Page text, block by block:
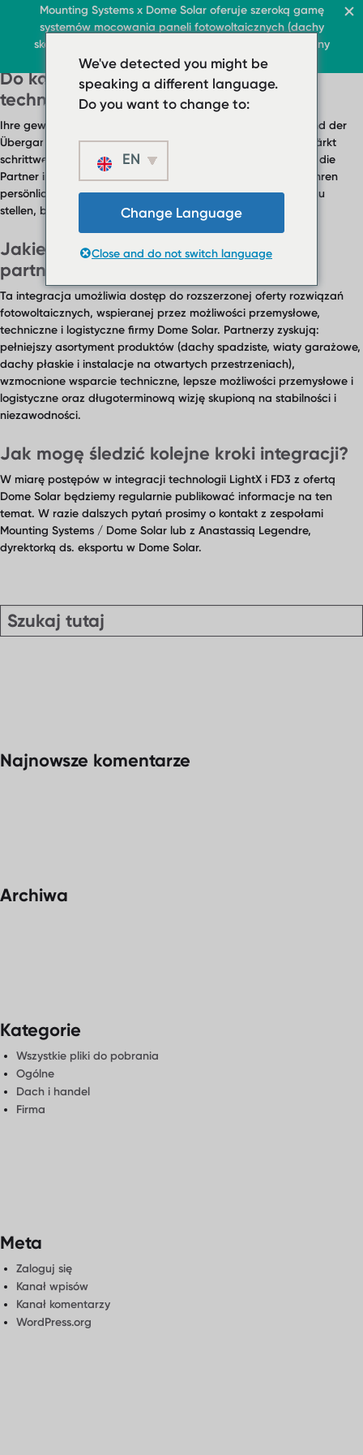
Mounting Systems x Dome Solar oferuje szeroką gamę
systemów mocowania paneli fotowoltaicznych (dachy
skośne, markizy przeciwsłoneczne, dachy płaskie, tereny
otwarte)
PL
Dom
Dach płaski
Ochrona przeciwsłoneczna
O nas
Skontaktuj się z nami
Dach płaski
› System dachów
› System płaskiego
Ochrona
› FAQ
Skontaktuj się z nami
PL
PL
Dach i handel
Dach i handel
› System dachów
płaskich
› Pobrane
› FAQ
Skontaktuj się z
nami
FAQ Category:Wsparcie i
kontakt
Do kogo mogę się zwrócić o pomoc
techniczną lub handlową?
Ihre gewohnten Ansprechpartner stehen Ihnen auch während der
Übergangsphase weiterhin zur Verfügung. Dome Solar verstärkt
schrittweise seine technischen und vertrieblichen Teams, um die
Partner in den verschiedenen Märkten zu unterstützen. Um Ihren
persönlichen Ansprechpartner zu finden oder eine Anfrage zu
stellen, besuchen Sie bitte unsereKontaktseite.
Jakie korzyści przyniesie ta integracja
partnerom i instalatorom?
Ta integracja umożliwia dostęp do rozszerzonej oferty rozwiązań
fotowoltaicznych, wspieranej przez możliwości przemysłowe,
techniczne i logistyczne firmy Dome Solar. Partnerzy zyskują:
pełniejszy asortyment produktów (dachy spadziste, wiaty garażowe,
dachy płaskie i instalacje na otwartych przestrzeniach),
wzmocnione wsparcie techniczne, lepsze możliwości przemysłowe i
logistyczne oraz długoterminową wizję skupioną na stabilności i
niezawodności.
Jak mogę śledzić kolejne kroki integracji?
W miarę postępów w integracji technologii LightX i FD3 z ofertą
Dome Solar będziemy regularnie publikować informacje na ten
temat. W razie dalszych pytań prosimy o kontakt z zespołami
Mounting Systems / Dome Solar lub z Anastassią Legendre,
dyrektorką ds. eksportu w Dome Solar.
Najnowsze komentarze
Archiwa
Kategorie
Wszystkie pliki do pobrania
Ogólne
Dach i handel
Firma
Meta
Zaloguj się
Kanał wpisów
Kanał komentarzy
WordPress.org
We've detected you might be
speaking a different language.
Do you want to change to:
EN
Change Language
Close and do not switch language